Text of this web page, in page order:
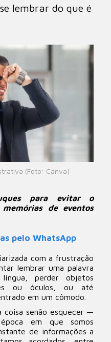
lembrar do que é
(Foto: Canva)
para evitar o
de eventos
pelo WhatsApp
com a frustração
lembrar uma palavra
perder objetos
ou óculos, ou até
em um cômodo.
coisa senão esquecer —
em que somos
de informações a